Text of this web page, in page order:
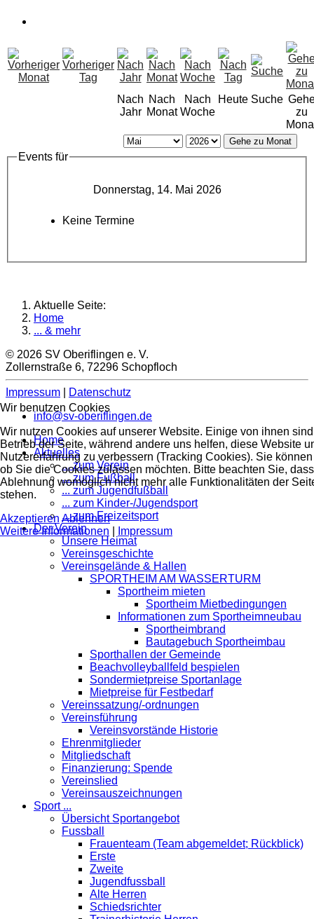
Nach
Jahr
Nach
Monat
Nach
Woche
Heute Suche
zu
Gehe zu Monat
Events für
Donnerstag, 14. Mai 2026
Keine Termine
Aktuelle Seite:
Home
... & mehr
© 2026 SV Oberiflingen e. V.
Zollernstraße 6, 72296 Schopfloch
Impressum
Datenschutz
info@sv-oberiflingen.de
Home
Aktuelles
... zum Verein
... zum Fußball
... zum Jugendfußball
... zum Kinder-/Jugendsport
... zum Freizeitsport
Der Verein
Unsere Heimat
Vereinsgeschichte
Vereinsgelände & Hallen
SPORTHEIM AM WASSERTURM
Sportheim mieten
Sportheim Mietbedingungen
Informationen zum Sportheimneubau
Sportheimbrand
Bautagebuch Sportheimbau
Sporthallen der Gemeinde
Beachvolleyballfeld bespielen
Sondermietpreise Sportanlage
Mietpreise für Festbedarf
Vereinssatzung/-ordnungen
Vereinsführung
Vereinsvorstände Historie
Ehrenmitglieder
Mitgliedschaft
Finanzierung: Spende
Vereinslied
Vereinsauszeichnungen
Sport ...
Übersicht Sportangebot
Fussball
Frauenteam (Team abgemeldet; Rückblick)
Erste
Zweite
Jugendfussball
Alte Herren
Schiedsrichter
Wir benutzen Cookies
Wir nutzen Cookies auf unserer Website. Einige von ihnen
Betrieb der Seite, während andere uns helfen, diese Website
Nutzererfahrung zu verbessern (Tracking Cookies). Sie
ob Sie die Cookies zulassen möchten. Bitte beachten Sie,
Ablehnung womöglich nicht mehr alle Funktionalitäten der
stehen.
Akzeptieren Ablehnen
Weitere Informationen
Impressum